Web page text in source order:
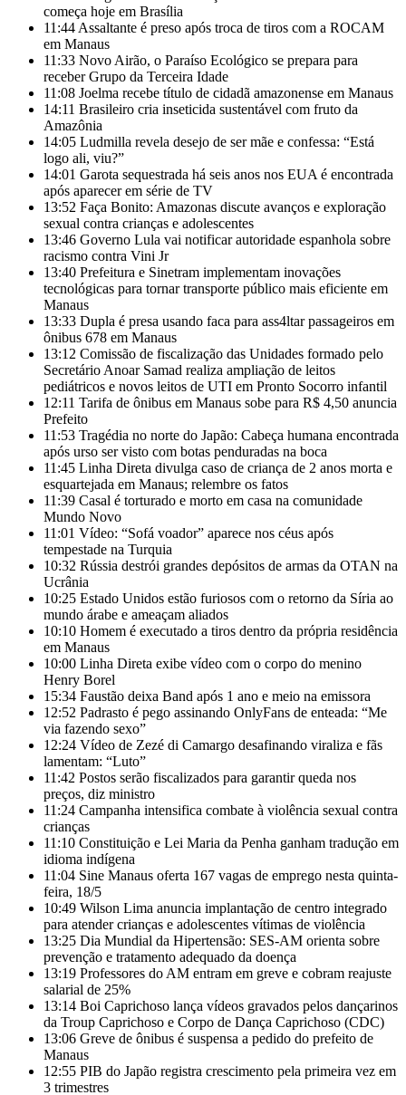
começa hoje em Brasília
11:44 Assaltante é preso após troca de tiros com a ROCAM
em Manaus
11:33 Novo Airão, o Paraíso Ecológico se prepara para
receber Grupo da Terceira Idade
11:08 Joelma recebe título de cidadã amazonense em Manaus
14:11 Brasileiro cria inseticida sustentável com fruto da
Amazônia
14:05 Ludmilla revela desejo de ser mãe e confessa: “Está
logo ali, viu?”
14:01 Garota sequestrada há seis anos nos EUA é encontrada
após aparecer em série de TV
13:52 Faça Bonito: Amazonas discute avanços e exploração
sexual contra crianças e adolescentes
13:46 Governo Lula vai notificar autoridade espanhola sobre
racismo contra Vini Jr
13:40 Prefeitura e Sinetram implementam inovações
tecnológicas para tornar transporte público mais eficiente em
Manaus
13:33 Dupla é presa usando faca para ass4ltar passageiros em
ônibus 678 em Manaus
13:12 Comissão de fiscalização das Unidades formado pelo
Secretário Anoar Samad realiza ampliação de leitos
pediátricos e novos leitos de UTI em Pronto Socorro infantil
12:11 Tarifa de ônibus em Manaus sobe para R$ 4,50 anuncia
Prefeito
11:53 Tragédia no norte do Japão: Cabeça humana encontrada
após urso ser visto com botas penduradas na boca
11:45 Linha Direta divulga caso de criança de 2 anos morta e
esquartejada em Manaus; relembre os fatos
11:39 Casal é torturado e morto em casa na comunidade
Mundo Novo
11:01 Vídeo: “Sofá voador” aparece nos céus após
tempestade na Turquia
10:32 Rússia destrói grandes depósitos de armas da OTAN na
Ucrânia
10:25 Estado Unidos estão furiosos com o retorno da Síria ao
mundo árabe e ameaçam aliados
10:10 Homem é executado a tiros dentro da própria residência
em Manaus
10:00 Linha Direta exibe vídeo com o corpo do menino
Henry Borel
15:34 Faustão deixa Band após 1 ano e meio na emissora
12:52 Padrasto é pego assinando OnlyFans de enteada: “Me
via fazendo sexo”
12:24 Vídeo de Zezé di Camargo desafinando viraliza e fãs
lamentam: “Luto”
11:42 Postos serão fiscalizados para garantir queda nos
preços, diz ministro
11:24 Campanha intensifica combate à violência sexual contra
crianças
11:10 Constituição e Lei Maria da Penha ganham tradução em
idioma indígena
11:04 Sine Manaus oferta 167 vagas de emprego nesta quinta-
feira, 18/5
10:49 Wilson Lima anuncia implantação de centro integrado
para atender crianças e adolescentes vítimas de violência
13:25 Dia Mundial da Hipertensão: SES-AM orienta sobre
prevenção e tratamento adequado da doença
13:19 Professores do AM entram em greve e cobram reajuste
salarial de 25%
13:14 Boi Caprichoso lança vídeos gravados pelos dançarinos
da Troup Caprichoso e Corpo de Dança Caprichoso (CDC)
13:06 Greve de ônibus é suspensa a pedido do prefeito de
Manaus
12:55 PIB do Japão registra crescimento pela primeira vez em
3 trimestres